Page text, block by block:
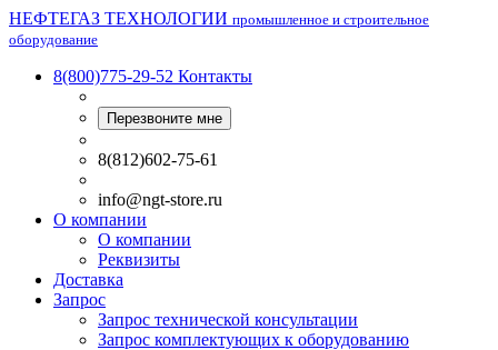
НЕФТЕГАЗ ТЕХНОЛОГИИ промышленное и строительное
оборудование
8(800)775-29-52 Контакты
Перезвоните мне
8(812)602-75-61
info@ngt-store.ru
О компании
О компании
Реквизиты
Доставка
Запрос
Запрос технической консультации
Запрос комплектующих к оборудованию